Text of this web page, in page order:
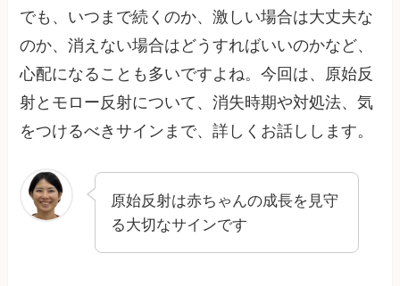
でも、いつまで続くのか、激しい場合は大丈夫な
のか、消えない場合はどうすればいいのかなど、
心配になることも多いですよね。今回は、原始反
射とモロー反射について、消失時期や対処法、気
をつけるべきサインまで、詳しくお話しします。
原始反射は赤ちゃんの成長を見守
る大切なサインです